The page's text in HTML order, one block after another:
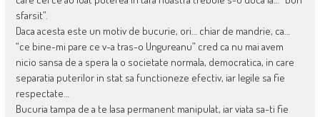
sfarsit”.
Daca acesta este un motiv de bucurie, ori… chiar de mandrie, ca…
“ce bine-mi pare ce v-a tras-o Ungureanu” cred ca nu mai avem
nicio sansa de a spera la o societate normala, democratica, in care
separatia puterilor in stat sa functioneze efectiv, iar legile sa fie
respectate…
Bucuria tampa de a te lasa permanent manipulat, iar viata sa-ti fie